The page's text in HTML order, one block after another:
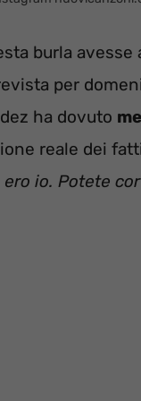
burla
per
ha dovuto
reale dei
io. Potete